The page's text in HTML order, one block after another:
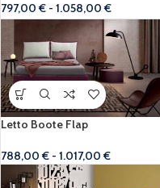
797,00€ - 1.058,00€
Letto Boote Flap
788,00€ - 1.017,00€